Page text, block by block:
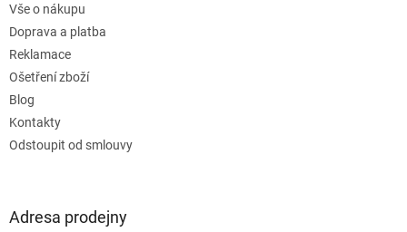
Vše o nákupu
Doprava a platba
Reklamace
Ošetření zboží
Blog
Kontakty
Odstoupit od smlouvy
Adresa prodejny